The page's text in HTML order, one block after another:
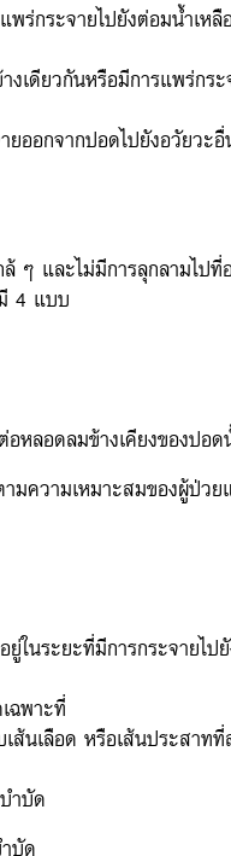
ร่กระจายไปยังต่อมน้ำเห
เดียวกันหรือมีการแพร่กร
ยออกจากปอดไปยังอวัยวะ
ล้ ๆ และไม่มีการลุกลามไ
4 แบบ
หลอดลมข้างเคียงของปอ
มความเหมาะสมของผู้ป่ว
นระยะที่มีการกระจายไป
ฉพาะที่
ส้นเลือด หรือเส้นประสาท
ำบัด
บัด